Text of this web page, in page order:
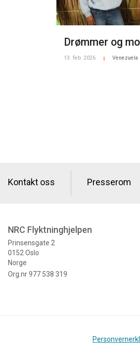
Drømmer og
13. feb. 2026 Venezuela
Kontakt oss Presserom
NRC Flyktninghjelpen
Prinsensgate 2
0152 Oslo
Norge
Org.nr 977 538 319